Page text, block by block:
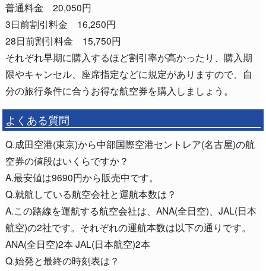
普通料金 20,050円
3日前割引料金 16,250円
28日前割引料金 15,750円
それぞれ早期に購入するほど割引率が高かったり、購入期
限やキャンセル、座席指定などに規定がありますので、自
分の旅行条件に合うお得な航空券を購入しましょう。
よくある質問
Q.成田空港(東京)から中部国際空港セントレア(名古屋)の航
空券の値段はいくらですか？
A.最安値は9690円から販売中です。
Q.就航している航空会社と運航本数は？
A.この路線を運航する航空会社は、ANA(全日空)、JAL(日本
航空)の2社です。それぞれの運航本数は以下の通りです。
ANA(全日空)2本 JAL(日本航空)2本
Q.始発と最終の時刻表は？